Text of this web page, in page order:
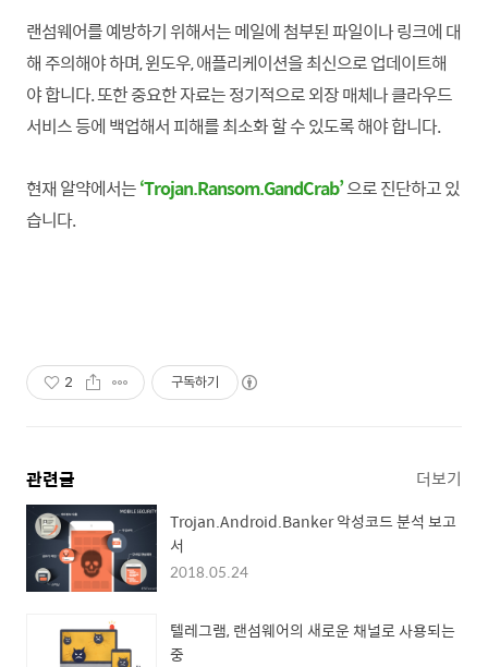
랜섬웨어를 예방하기 위해서는 메일에 첨부된 파일이나 링크에 대
해 주의해야 하며, 윈도우, 애플리케이션을 최신으로 업데이트해
야합니다. 또한 중요한 자료는 정기적으로 외장 매체나 클라우드
서비스 등에 백업해서 피해를 최소화 할 수 있도록 해야합니다.
현재 알약에서는‘Trojan.Ransom.GandCrab’으로 진단하고 있
습니다.
2 구독하기
관련글 더보기
Trojan.Android.Banker 악성코드 분석 보고
서
2018.05.24
텔레그램, 랜섬웨어의 새로운 채널로 사용되는
중